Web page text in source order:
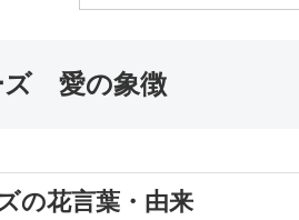
ズ 愛の象徴
の花言葉・由来